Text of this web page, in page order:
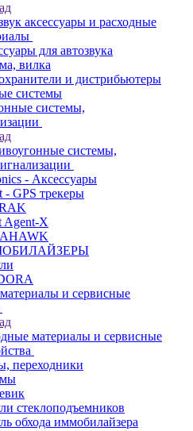
аксессуары и расходные
для автозвука
вилка
и дистрибьютеры
системы
системы,
системы,
- Аксессуары
- GPS трекеры
Agent-X
и сервисные
материалы и сервисные
переходники
стеклоподъемников
обхода иммобилайзера